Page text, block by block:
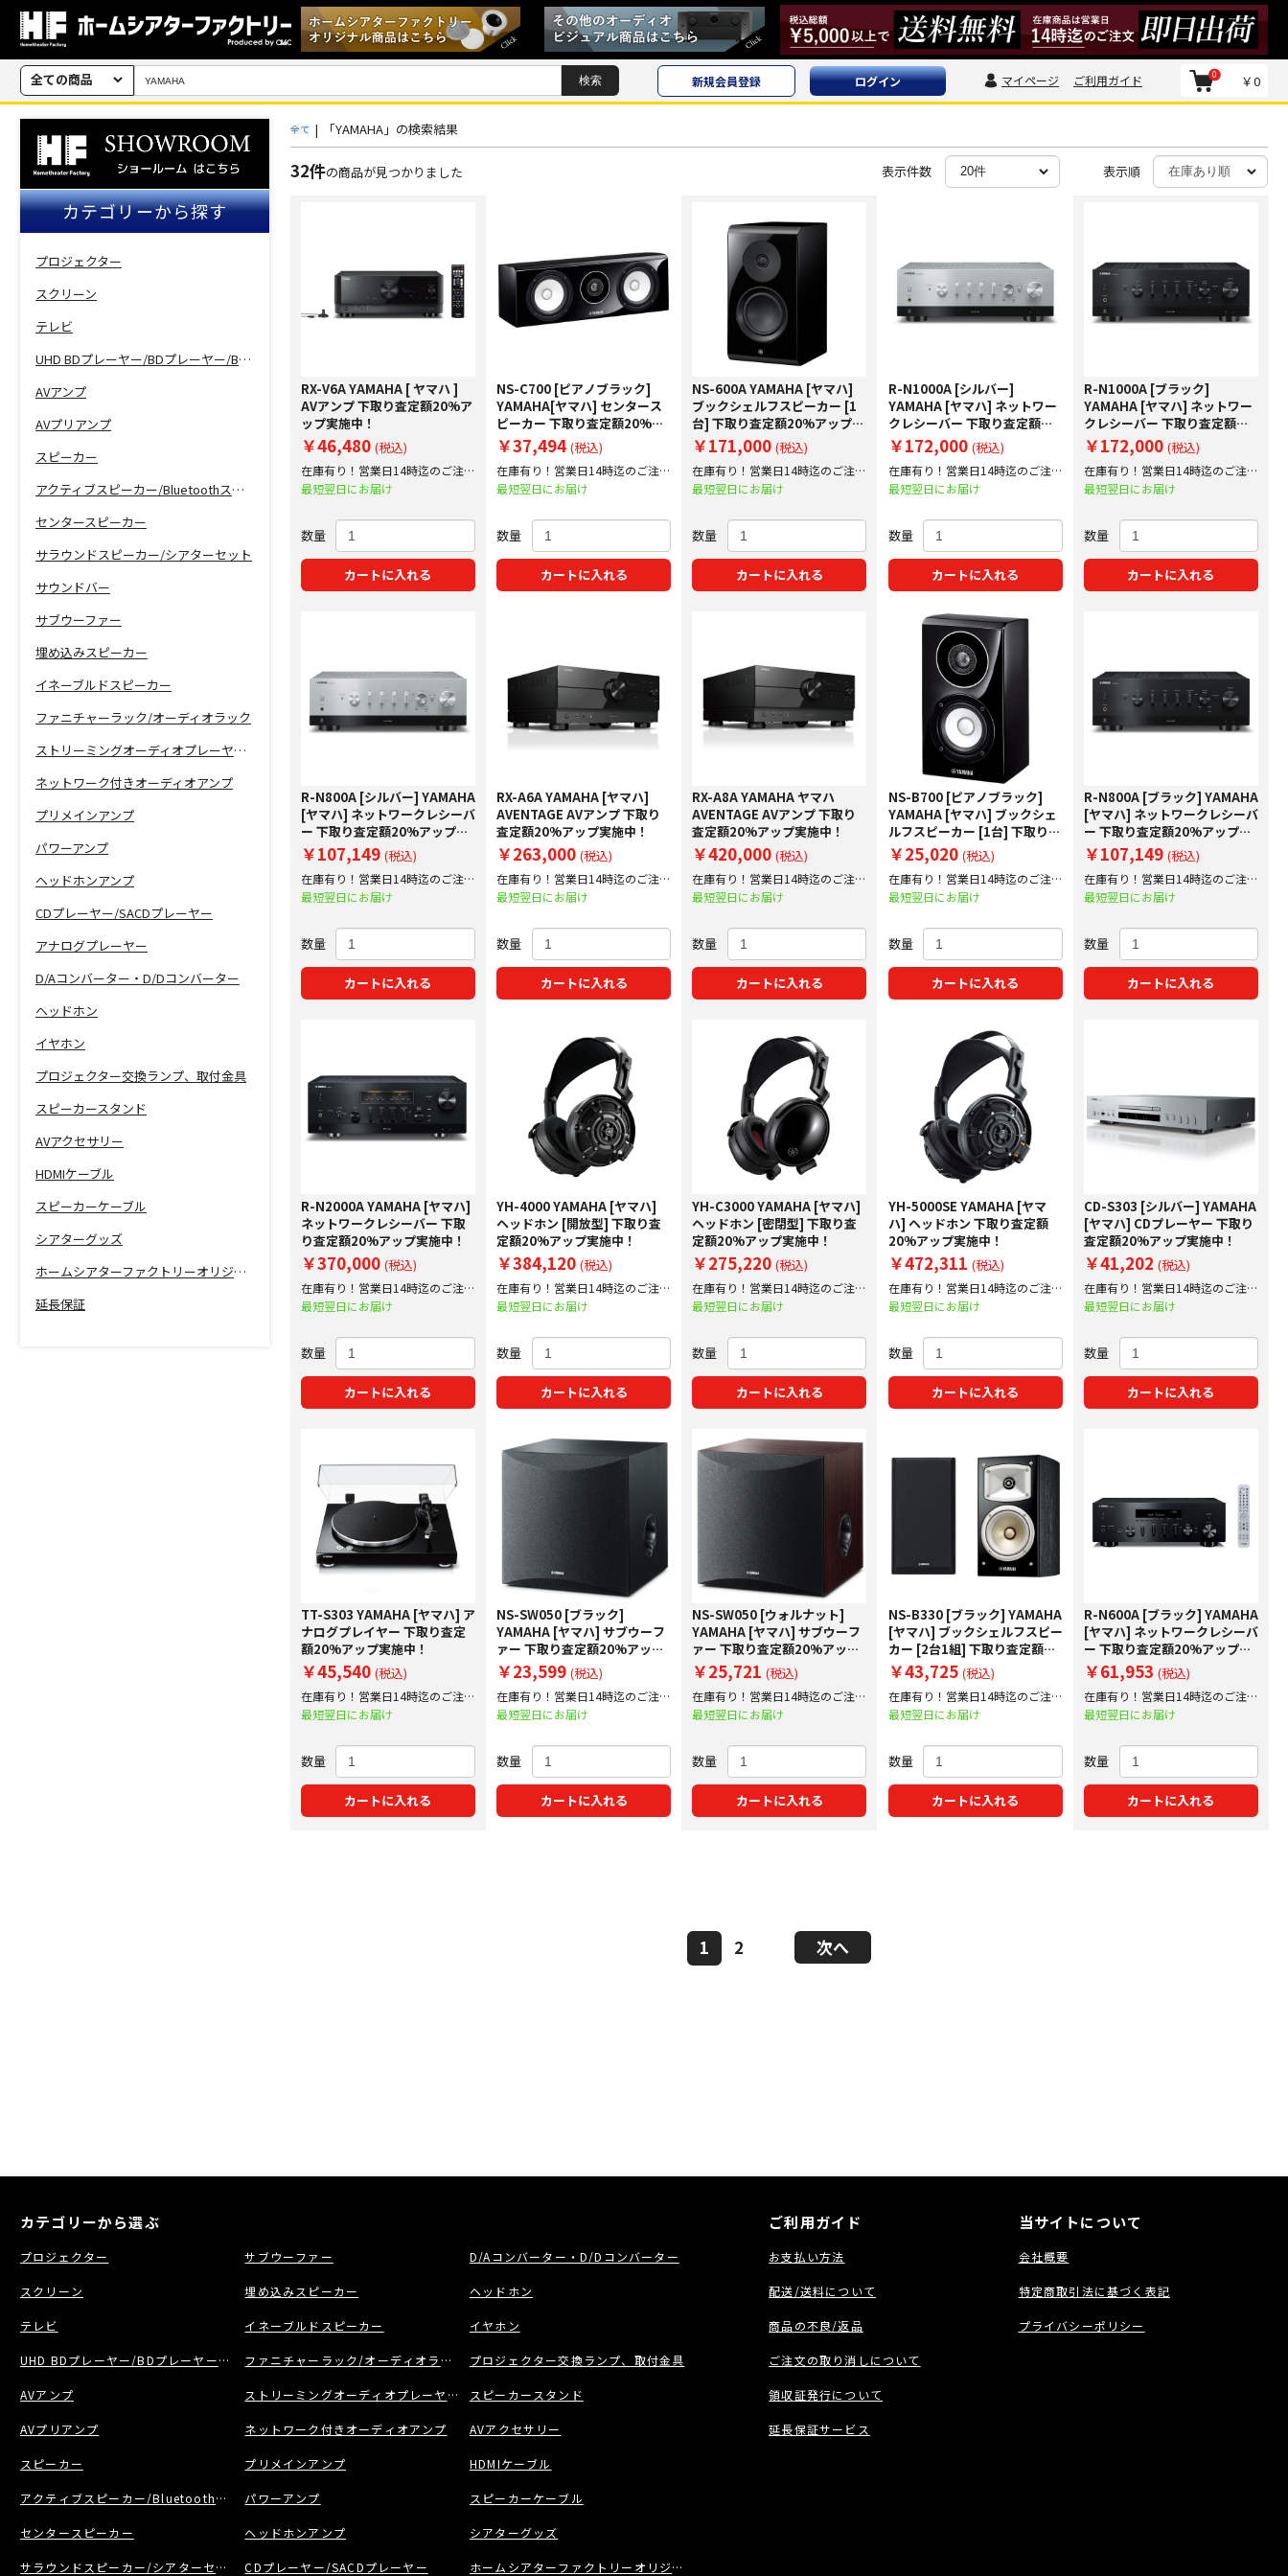
全ての商品 新規会員登録 ログイン マイページ ご利用ガイド ￥0
0
カテゴリーから探す
プロジェクター
スクリーン
テレビ
UHD BDプレーヤー/BDプレーヤー/BDレコーダー
AVアンプ
AVプリアンプ
スピーカー
アクティブスピーカー/Bluetoothスピーカー
センタースピーカー
サラウンドスピーカー/シアターセット
サウンドバー
サブウーファー
埋め込みスピーカー
イネーブルドスピーカー
ファニチャーラック/オーディオラック
ストリーミングオーディオプレーヤー/ネットワーク機能付きCDプレーヤー
ネットワーク付きオーディオアンプ
プリメインアンプ
パワーアンプ
ヘッドホンアンプ
CDプレーヤー/SACDプレーヤー
アナログプレーヤー
D/Aコンバーター・D/Dコンバーター
ヘッドホン
イヤホン
プロジェクター交換ランプ、取付金具
スピーカースタンド
AVアクセサリー
HDMIケーブル
スピーカーケーブル
シアターグッズ
ホームシアターファクトリーオリジナル商品
延長保証
全て | 「YAMAHA」の検索結果
32件の商品が見つかりました 表示件数 表示順
RX-V6A YAMAHA [ ヤマハ ]
AVアンプ 下取り査定額20%ア
ップ実施中！
￥46,480 (税込)
在庫有り！営業日14時迄のご注文
で即日出荷！
最短翌日にお届け
数量
カートに入れる
NS-C700 [ピアノブラック]
YAMAHA[ヤマハ] センタース
ピーカー 下取り査定額20%ア
ップ実施中！
￥37,494 (税込)
在庫有り！営業日14時迄のご注文
で即日出荷！
最短翌日にお届け
数量
カートに入れる
NS-600A YAMAHA [ヤマハ]
ブックシェルフスピーカー [1
台] 下取り査定額20%アップ実
施中！
￥171,000(税込)
在庫有り！営業日14時迄のご注文
で即日出荷！
最短翌日にお届け
数量
カートに入れる
R-N1000A [シルバー]
YAMAHA [ヤマハ] ネットワー
クレシーバー 下取り査定額
20%アップ実施中！
￥172,000 (税込)
在庫有り！営業日14時迄のご注文
で即日出荷！
最短翌日にお届け
数量
カートに入れる
R-N1000A [ブラック]
YAMAHA [ヤマハ] ネットワー
クレシーバー 下取り査定額
20%アップ実施中！
￥172,000 (税込)
在庫有り！営業日14時迄のご注文
で即日出荷！
最短翌日にお届け
数量
カートに入れる
R-N800A [シルバー] YAMAHA
[ヤマハ] ネットワークレシーバ
ー 下取り査定額20%アップ実
施中！
￥107,149 (税込)
在庫有り！営業日14時迄のご注文
で即日出荷！
最短翌日にお届け
数量
カートに入れる
RX-A6A YAMAHA [ヤマハ]
AVENTAGE AVアンプ 下取り
査定額20%アップ実施中！
￥263,000 (税込)
在庫有り！営業日14時迄のご注文
で即日出荷！
最短翌日にお届け
数量
カートに入れる
RX-A8A YAMAHA ヤマハ
AVENTAGE AVアンプ 下取り
査定額20%アップ実施中！
￥420,000(税込)
在庫有り！営業日14時迄のご注文
で即日出荷！
最短翌日にお届け
数量
カートに入れる
NS-B700 [ピアノブラック]
YAMAHA [ヤマハ] ブックシェ
ルフスピーカー [1台] 下取り査
定額20%アップ実施中！
￥25,020 (税込)
在庫有り！営業日14時迄のご注文
で即日出荷！
最短翌日にお届け
数量
カートに入れる
R-N800A [ブラック] YAMAHA
[ヤマハ] ネットワークレシーバ
ー 下取り査定額20%アップ実
施中！
￥107,149 (税込)
在庫有り！営業日14時迄のご注文
で即日出荷！
最短翌日にお届け
数量
カートに入れる
R-N2000A YAMAHA [ヤマハ]
ネットワークレシーバー 下取
り査定額20%アップ実施中！
￥370,000 (税込)
在庫有り！営業日14時迄のご注文
で即日出荷！
最短翌日にお届け
数量
カートに入れる
YH-4000 YAMAHA [ヤマハ]
ヘッドホン [開放型] 下取り査
定額20%アップ実施中！
￥384,120 (税込)
在庫有り！営業日14時迄のご注文
で即日出荷！
最短翌日にお届け
数量
カートに入れる
YH-C3000 YAMAHA [ヤマハ]
ヘッドホン [密閉型] 下取り査
定額20%アップ実施中！
￥275,220(税込)
在庫有り！営業日14時迄のご注文
で即日出荷！
最短翌日にお届け
数量
カートに入れる
YH-5000SE YAMAHA [ヤマ
ハ] ヘッドホン 下取り査定額
20%アップ実施中！
￥472,311 (税込)
在庫有り！営業日14時迄のご注文
で即日出荷！
最短翌日にお届け
数量
カートに入れる
CD-S303 [シルバー] YAMAHA
[ヤマハ] CDプレーヤー 下取り
査定額20%アップ実施中！
￥41,202 (税込)
在庫有り！営業日14時迄のご注文
で即日出荷！
最短翌日にお届け
数量
カートに入れる
TT-S303 YAMAHA [ヤマハ] ア
ナログプレイヤー 下取り査定
額20%アップ実施中！
￥45,540 (税込)
在庫有り！営業日14時迄のご注文
で即日出荷！
最短翌日にお届け
数量
カートに入れる
NS-SW050 [ブラック]
YAMAHA [ヤマハ] サブウーフ
ァー 下取り査定額20%アップ
実施中！
￥23,599 (税込)
在庫有り！営業日14時迄のご注文
で即日出荷！
最短翌日にお届け
数量
カートに入れる
NS-SW050 [ウォルナット]
YAMAHA [ヤマハ] サブウーフ
ァー 下取り査定額20%アップ
実施中！
￥25,721(税込)
在庫有り！営業日14時迄のご注文
で即日出荷！
最短翌日にお届け
数量
カートに入れる
NS-B330 [ブラック] YAMAHA
[ヤマハ] ブックシェルフスピー
カー [2台1組] 下取り査定額
20%アップ実施中！
￥43,725 (税込)
在庫有り！営業日14時迄のご注文
で即日出荷！
最短翌日にお届け
数量
カートに入れる
R-N600A [ブラック] YAMAHA
[ヤマハ] ネットワークレシーバ
ー 下取り査定額20%アップ実
施中！
￥61,953 (税込)
在庫有り！営業日14時迄のご注文
で即日出荷！
最短翌日にお届け
数量
カートに入れる
1 2 次へ
カテゴリーから選ぶ
プロジェクター
スクリーン
テレビ
UHD BDプレーヤー/BDプレーヤー/BDレコーダー
AVアンプ
AVプリアンプ
スピーカー
アクティブスピーカー/Bluetoothスピーカー
センタースピーカー
サラウンドスピーカー/シアターセット
サブウーファー
埋め込みスピーカー
イネーブルドスピーカー
ファニチャーラック/オーディオラック
ストリーミングオーディオプレーヤー/ネットワーク機能付きCDプレーヤー
ネットワーク付きオーディオアンプ
プリメインアンプ
パワーアンプ
ヘッドホンアンプ
CDプレーヤー/SACDプレーヤー
D/Aコンバーター・D/Dコンバーター
ヘッドホン
イヤホン
プロジェクター交換ランプ、取付金具
スピーカースタンド
AVアクセサリー
HDMIケーブル
スピーカーケーブル
シアターグッズ
ホームシアターファクトリーオリジナル商品
ご利用ガイド
お支払い方法
配送/送料について
商品の不良/返品
ご注文の取り消しについて
領収証発行について
延長保証サービス
当サイトについて
会社概要
特定商取引法に基づく表記
プライバシーポリシー